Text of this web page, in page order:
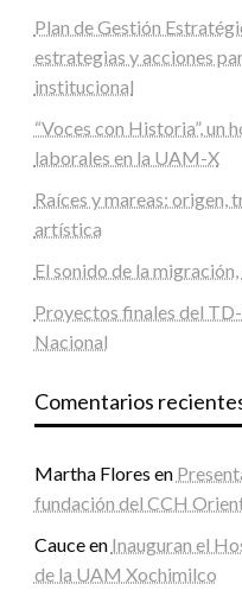
Plan de Gestión
estrategias y acciones
institucional
“Voces con Historia”, un
laborales en la UAM-X
Raíces y mareas: origen,
artística
El sonido de la
Proyectos finales del
Nacional
Comentarios
Martha Flores en
fundación del CCH
Cauceen Inauguran el
de la UAM Xochimilco